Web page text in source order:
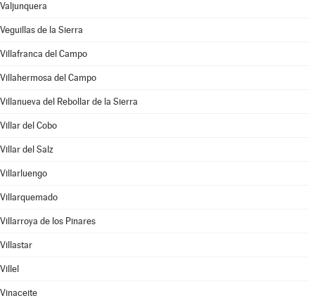
Valjunquera
Veguillas de la Sierra
Villafranca del Campo
Villahermosa del Campo
Villanueva del Rebollar de la Sierra
Villar del Cobo
Villar del Salz
Villarluengo
Villarquemado
Villarroya de los Pinares
Villastar
Villel
Vinaceite